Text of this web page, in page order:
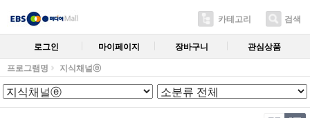
카테고리 검색
로그인 마이페이지 장바구니 관심상품
프로그램명 지식채널ⓔ